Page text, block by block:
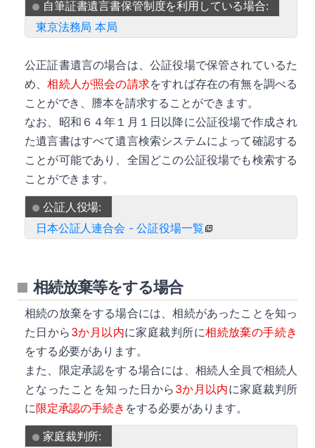
自筆証書遺言書保管制度を利用している場合:
東京法務局 本局
公正証書遺言の場合は、公証役場で保管されているた
め、相続人が照会の請求をすれば存在の有無を調べる
ことができ、謄本を請求することができます。
なお、昭和６４年１月１日以降に公証役場で作成され
た遺言書はすべて遺言検索システムによって確認する
ことが可能であり、全国どこの公証役場でも検索する
ことができます。
公証人役場:
日本公証人連合会 - 公証役場一覧
相続放棄等をする場合
相続の放棄をする場合には、相続があったことを知っ
た日から 3か月以内に家庭裁判所に相続放棄の手続き
をする必要があります。
また、限定承認をする場合には、相続人全員で相続人
となったことを知った日から 3か月以内に家庭裁判所
に限定承認の手続き をする必要があります。
家庭裁判所: